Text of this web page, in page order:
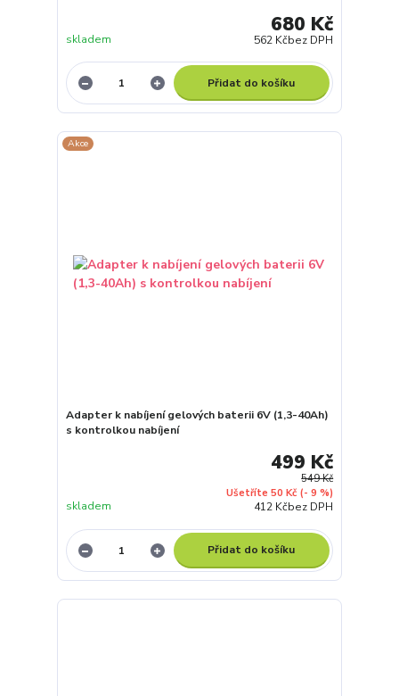
680 Kč
562 Kčbez DPH
skladem
Přidat do košíku
Akce
Adapter k nabíjení gelových baterii 6V (1,3-40Ah)
s kontrolkou nabíjení
549 Kč
Ušetříte 50 Kč (- 9 %)
499 Kč
412 Kčbez DPH
skladem
Přidat do košíku